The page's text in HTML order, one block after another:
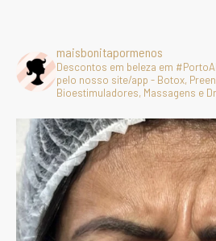
maisbonitapormenos
Descontos em beleza em
pelo nosso site/app - Botox,
Bioestimuladores, Massagens e